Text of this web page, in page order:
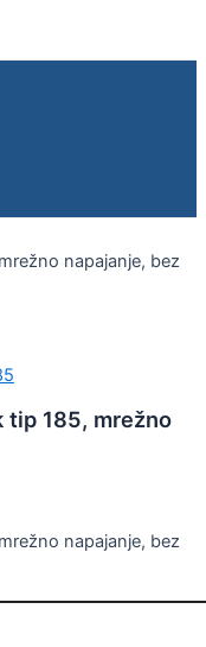
napajanje, bez
tip 185, mrežno
napajanje, bez